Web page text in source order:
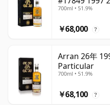
700ml • 51.9%
￥68,000 ?
Arran 26年
Particular
700ml • 51.9%
￥68,100 ?